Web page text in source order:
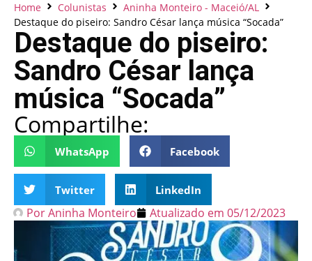
Home Colunistas
Aninha Monteiro - Maceió/AL
Destaque do piseiro: Sandro César lança música “Socada”
Destaque do piseiro:
Sandro César lança
música “Socada”
Compartilhe:
WhatsApp Facebook
Twitter LinkedIn
PorAninha Monteiro Atualizado em 05/12/2023